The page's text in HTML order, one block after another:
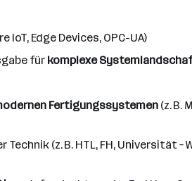
IoT, Edge Devices, OPC-UA)
für komplexe
Fertigungssystemen (z. B.
Technik (z. B. HTL, FH,